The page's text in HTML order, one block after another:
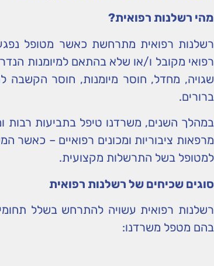
מהי רשלנות רפואית?
רשלנות רפואית מתרחשת כאשר מטופל
רפואי מקובל ו/או שלא בהתאם למיומנות
שגויה, מחדל, חוסר מיומנות, חוסר הקשבה
ברורים.
במהלך השנים, משרדנו טיפל בתביעות רבות
מרפאות ציבוריות ומכונים רפואיים – כאשר
למטופל בשל התרשלות מקצועית.
סוגים שכיחים של רשלנות רפואית
רשלנות רפואית עשויה להתרחש בשלל
בהם מטפל משרדנו: